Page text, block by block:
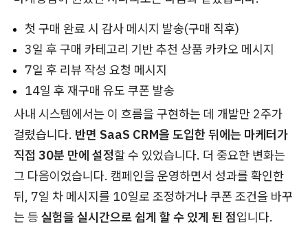
첫 구매 완료 시 감사 메시지 발송(구매 직후)
3일 후 구매 카테고리 기반 추천 상품 카카오 메시지
7일 후 리뷰 작성 요청 메시지
14일 후 재구매 유도 쿠폰 발송
사내 시스템에서는 이 흐름을 구현하는 데 개발만 2주가
걸렸습니다. 반면 SaaS CRM을 도입한 뒤에는 마케터가
직접 30분 만에 설정할 수 있었습니다. 더 중요한 변화는
그 다음이었습니다. 캠페인을 운영하면서 성과를 확인한
뒤, 7일 차 메시지를 10일로 조정하거나 쿠폰 조건을 바꾸
는 등 실험을 실시간으로 쉽게 할 수 있게 된 점입니다.